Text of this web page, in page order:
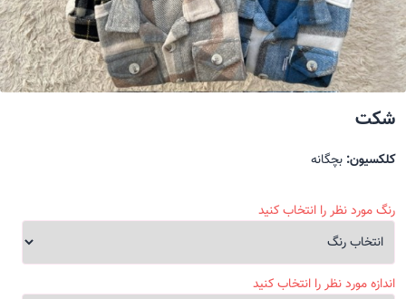
شکت
کلکسیون: بچگانه
رنگ مورد نظر را انتخاب کنید
اندازه مورد نظر را انتخاب کنید